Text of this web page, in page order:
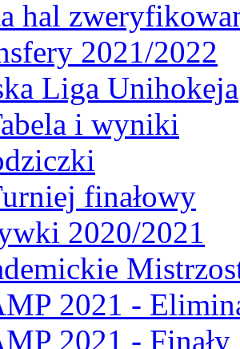
hal
2021/2022
Liga Unihokeja
i wyniki
finałowy
2020/2021
2021 -
2021 - Finały